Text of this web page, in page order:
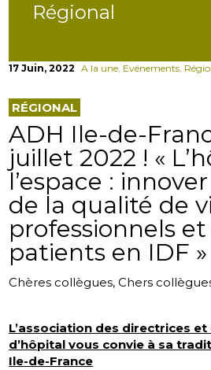
Régional
17 Juin, 2022 A la une, Evénements,
RÉGIONAL
ADH Ile-de-
juillet 2022 ! «
l’espace :
de la qualité de
professionnels
patients en IDF »
Chères collègues, Chers
L’association des directrices
d’hôpital vous convie à sa
Ile-de-France